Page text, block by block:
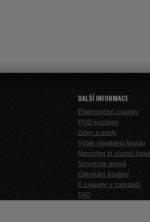
DALŠÍ INFORMACE
Elektronické cigarety
POD systémy
Gripy a módy
Výběr vhodného liquidu
Namíchej si vlastní liquid
Slovníček pojmů
Odvykání kouření
E-cigarety v zahraničí
FAQ